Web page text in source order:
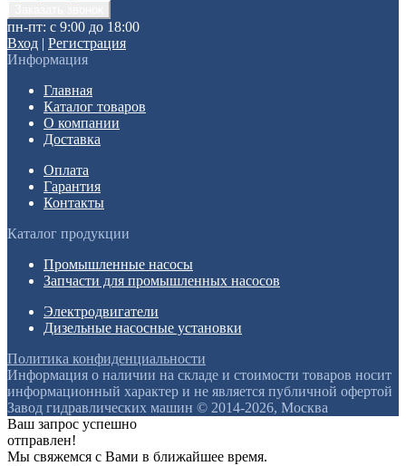
пн-пт: с 9:00 до 18:00
Вход | Регистрация
Информация
Главная
Каталог товаров
О компании
Доставка
Оплата
Гарантия
Контакты
Каталог продукции
Промышленные насосы
Запчасти для промышленных насосов
Электродвигатели
Дизельные насосные установки
Политика конфиденциальности
Информация о наличии на складе и стоимости товаров носит
информационный характер и не является публичной офертой
Завод гидравлических машин © 2014-2026, Москва
Ваш запрос успешно
отправлен!
Мы свяжемся с Вами в ближайшее время.